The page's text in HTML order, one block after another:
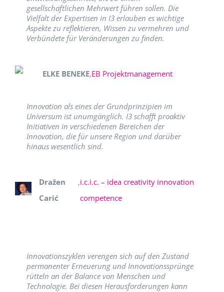
gesellschaftlichen Mehrwert führen sollen. Die
Vielfalt der Expertisen in I3 erlauben es wichtige
Aspekte zu reflektieren, Wissen zu vermehren und
Verbündete für Veränderungen zu finden.
ELKE BENEKE,EB Projektmanagement
Innovation als eines der Grundprinzipien im
Universum ist unumgänglich. I3 schafft proaktiv
Initiativen in verschiedenen Bereichen der
Innovation, die für unsere Region und darüber
hinaus wesentlich sind.
Dražen
Carić
,i.c.i.c. – idea creativity innovation
competence
Innovationszyklen verengen sich auf den Zustand
permanenter Erneuerung und Innovationssprünge
rütteln an der Balance von Menschen und
Technologie. Bei diesen Herausforderungen kann